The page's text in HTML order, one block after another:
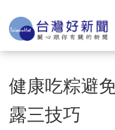
健康吃粽避
露三技巧